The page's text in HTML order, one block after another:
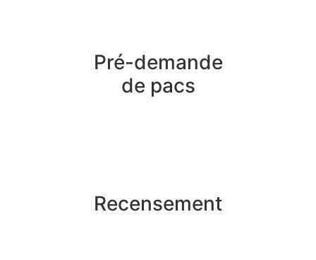
Pré-demande
de pacs
Recensement